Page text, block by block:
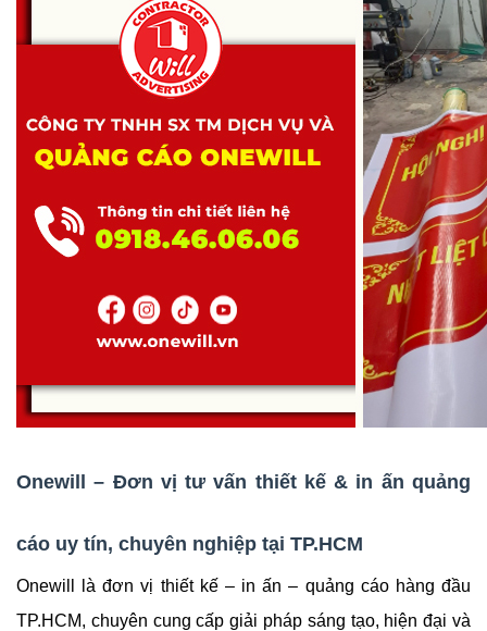
Onewill – Đơn vị tư vấn thiết kế & in ấn quảng
cáo uy tín, chuyên nghiệp tại TP.HCM
Onewill là đơn vị thiết kế – in ấn – quảng cáo hàng đầu
TP.HCM, chuyên cung cấp giải pháp sáng tạo, hiện đại và